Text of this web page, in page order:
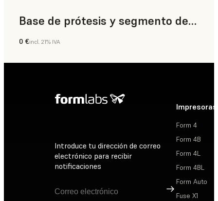
Base de prótesis y segmento de diente
Odontología
0 €incl. 21% IVA
Introduce tu dirección de correo
electrónico para recibir
notificaciones
Suscribirse
Impresoras
Form 4
Form 4B
Form 4L
Form 4BL
Form Auto
Fuse X1